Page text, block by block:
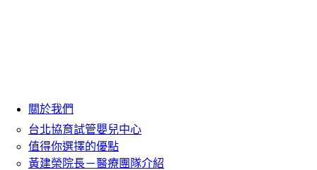
關於我們
台北協育試管嬰兒中心
值得你選擇的優點
黃建榮院長－醫療團隊介紹